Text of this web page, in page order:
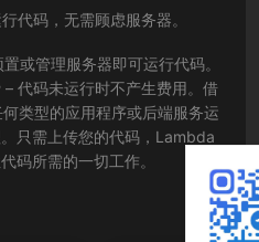
代码，无需顾虑服务器。
或管理服务器即可运行代码。
代码未运行时不产生费用。借
类型的应用程序或后端服务运
只需上传您的代码，Lambda
码所需的一切工作。